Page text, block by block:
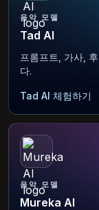
음악 모델
Tad AI
프롬프트, 가사,
다.
Tad AI 체험하기
음악 모델
Mureka AI